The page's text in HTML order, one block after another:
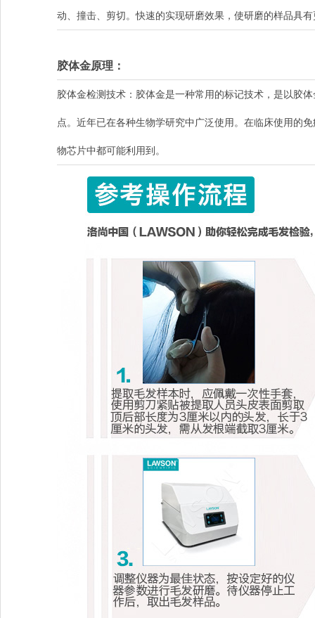
动、撞击、剪切。快速的实现研磨效果，使研磨的样品具
胶体金原理：
胶体金检测技术：胶体金是一种常用的标记技术，是以胶
点。近年已在各种生物学研究中广泛使用。在临床使用的
物芯片中都可能利用到。